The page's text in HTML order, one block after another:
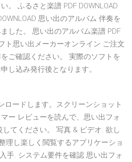
。 ふるさと楽譜 PDF DOWNLOAD
思い出のアルバム 伴奏を
した。 思い出のアルバム楽譜 PDF
ト思い出メーカーオンライン ご注文
ご確認ください。 実際のソフトを
し込み発行後となります。
ロードします。スクリーンショット
ー レビューを読んで、思い出フォ
してください。 写真 & ビデオ. 欲し
理し楽しく閲覧するアプリケーショ
手. システム要件を確認 思い出フォ